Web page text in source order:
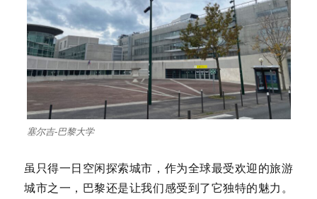
塞尔吉-巴黎大学
虽只得一日空闲探索城市，作为全球最受欢迎的旅游
城市之一，巴黎还是让我们感受到了它独特的魅力。